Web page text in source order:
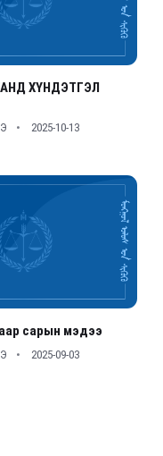
ХҮНДЭТГЭЛ
2025-10-13
сарын мэдээ
2025-09-03